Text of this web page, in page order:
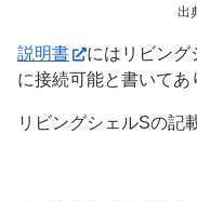
出
説明書
にはリビング
に接続可能と書いてあ
リビングシェルSの記